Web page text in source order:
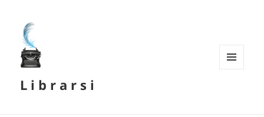
L i b r a r s i